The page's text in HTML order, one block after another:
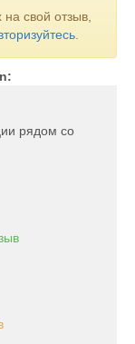
свой отзыв,
рядом со